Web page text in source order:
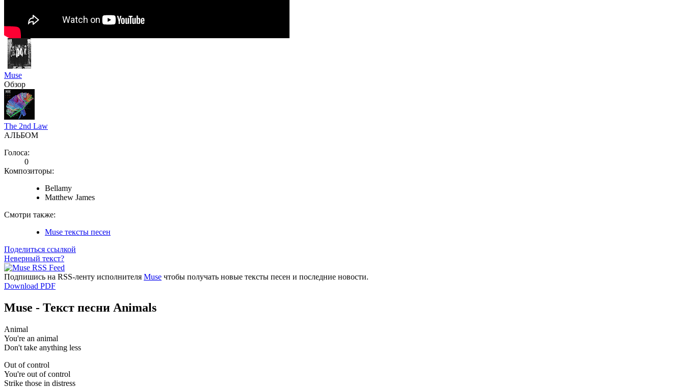
Muse
Обзор
The 2nd Law
АЛЬБОМ
Голоса:
0
Композиторы:
Bellamy
Matthew James
Смотри также:
Muse тексты песен
Поделиться ссылкой
Неверный текст?
Подпишись на RSS-ленту исполнителя Muse чтобы получать новые тексты песен и последние новости.
Download PDF
Muse - Текст песни Animals
Animal
You're an animal
Don't take anything less
Out of control
You're out of control
Strike those in distress